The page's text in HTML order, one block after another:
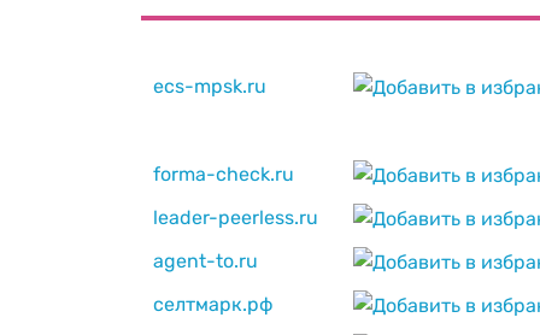
ecs-mpsk.ru
forma-check.ru
leader-peerless.ru
agent-to.ru
селтмарк.рф